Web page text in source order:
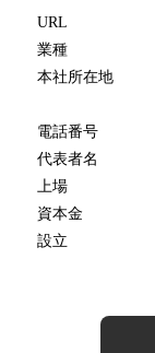
URL
業種
本社所在地
電話番号
代表者名
上場
資本金
設立